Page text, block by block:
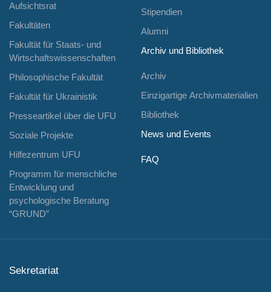
Aufsichtsrat
Fakultäten
Fakultät für Staats- und
Wirtschaftswissenschaften
Philosophische Fakultät
Fakultät für Ukrainistik
Presseartikel über die UFU
Soziale Projekte
Hilfezentrum UFU
Programm für menschliche
Entwicklung und
psychologische Beratung
“GRUND”
Stipendien
Alumni
Archiv und Bibliothek
Archiv
Einzigartige Archivmaterialien
Bibliothek
News und Events
FAQ
Sekretariat